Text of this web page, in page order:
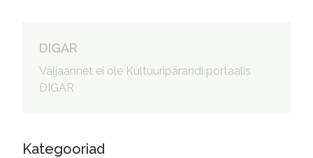
DIGAR
Väljaannet ei ole Kultuuripärandi portaalis
DIGAR
Kategooriad